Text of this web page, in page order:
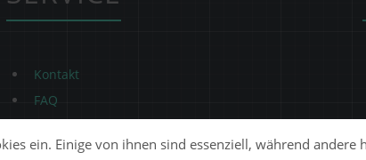
Kontakt
FAQ
ein. Einige von ihnen sind essenziell, während